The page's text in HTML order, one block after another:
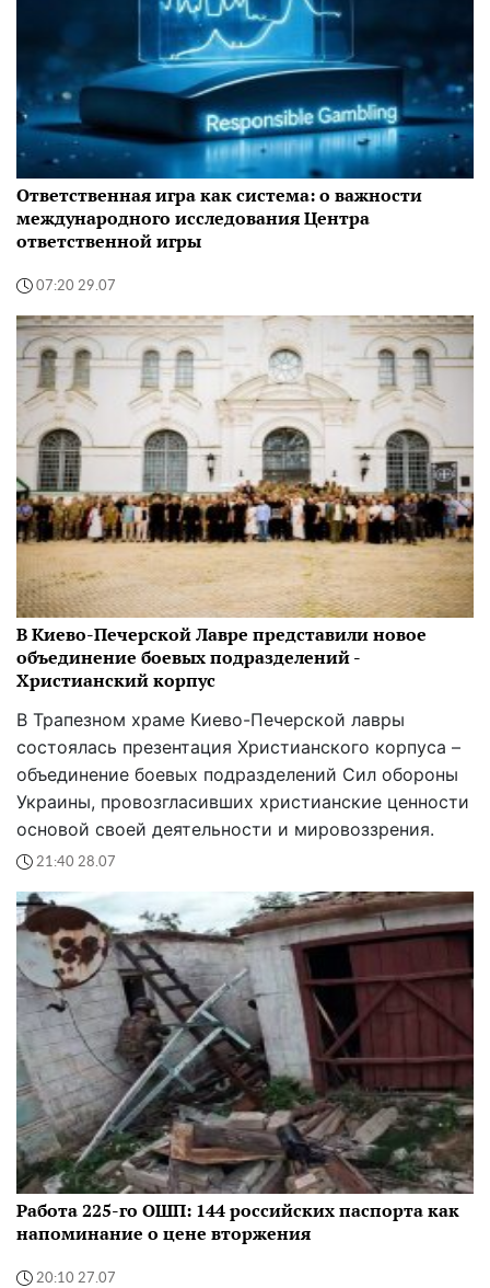
Ответственная игра как система: о важности
международного исследования Центра
ответственной игры
07:20 29.07
В Киево-Печерской Лавре представили новое
объединение боевых подразделений -
Христианский корпус
В Трапезном храме Киево-Печерской лавры
состоялась презентация Христианского корпуса –
объединение боевых подразделений Сил обороны
Украины, провозгласивших христианские ценности
основой своей деятельности и мировоззрения.
21:40 28.07
Работа 225-го ОШП: 144 российских паспорта как
напоминание о цене вторжения
20:10 27.07